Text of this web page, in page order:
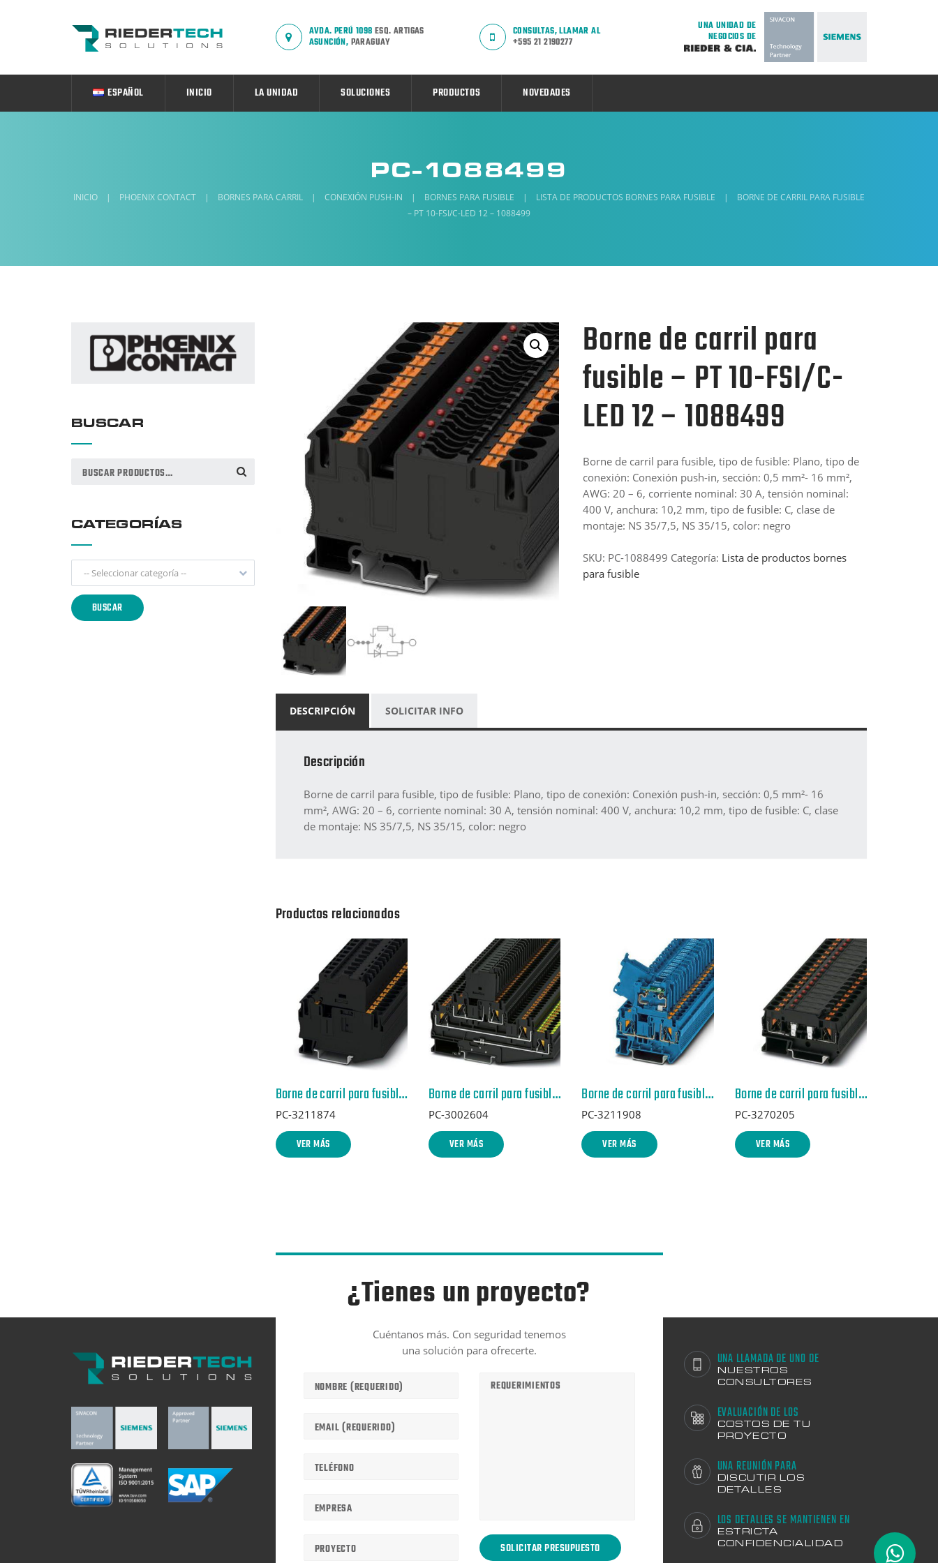
AVDA. PERÚ 1098 ESQ. ARTIGAS
ASUNCIÓN, PARAGUAY
CONSULTAS, LLAMAR AL
+595 21 2190277
UNA UNIDAD DE
NEGOCIOS DE
ESPAÑOL INICIO LA UNIDAD SOLUCIONES PRODUCTOS NOVEDADES
PC-1088499
INICIO | PHOENIX CONTACT | BORNES PARA CARRIL | CONEXIÓN PUSH-IN | BORNES PARA FUSIBLE | LISTA DE PRODUCTOS BORNES PARA FUSIBLE |
BORNE DE CARRIL PARA FUSIBLE
– PT 10-FSI/C-LED 12 – 1088499
Borne de carril para
fusible – PT 10-FSI/C-
LED 12 – 1088499
Borne de carril para fusible, tipo de fusible: Plano, tipo de
conexión: Conexión push-in, sección: 0,5 mm²- 16 mm²,
AWG: 20 – 6, corriente nominal: 30 A, tensión nominal:
400 V, anchura: 10,2 mm, tipo de fusible: C, clase de
montaje: NS 35/7,5, NS 35/15, color: negro
SKU: PC-1088499 Categoría: Lista de productos bornes
para fusible
DESCRIPCIÓN SOLICITAR INFO
Descripción
Borne de carril para fusible, tipo de fusible: Plano, tipo de conexión: Conexión push-in, sección: 0,5 mm²- 16
mm², AWG: 20 – 6, corriente nominal: 30 A, tensión nominal: 400 V, anchura: 10,2 mm, tipo de fusible: C, clase
de montaje: NS 35/7,5, NS 35/15, color: negro
Productos relacionados
Borne de carril para fusible – PT 6-HESILED 24 (6,3X32) – 3211874
PC-3211874
VER MÁS
Borne de carril para fusible – PT 4-PE/L/HESILED 60 (5X20) – 3002604
PC-3002604
VER MÁS
Borne de carril para fusible – PT 4-HESILA 250 (5X20) BU/BU – 3211908
PC-3211908
VER MÁS
Borne de carril para fusible – PTC 4-HESILED 60 (5X20) – 3270205
PC-3270205
VER MÁS
BUSCAR
Buscar
BUSCAR
CATEGORÍAS
-- Seleccionar categoría --
BUSCAR
¿Tienes un proyecto?
Cuéntanos más. Con seguridad tenemos
una solución para ofrecerte.
UNA LLAMADA DE UNO DE
NUESTROS
CONSULTORES
EVALUACIÓN DE LOS
COSTOS DE TU
PROYECTO
UNA REUNIÓN PARA
DISCUTIR LOS
DETALLES
LOS DETALLES SE MANTIENEN EN
ESTRICTA
CONFIDENCIALIDAD